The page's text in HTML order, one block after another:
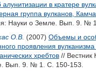
в кратере
группа вулканов,
Науки о Земле. Вып. 9. №
О.В. (2007) Объемы и
проявления
хребтов //
Вып. 9. № 1. С. 150-153.